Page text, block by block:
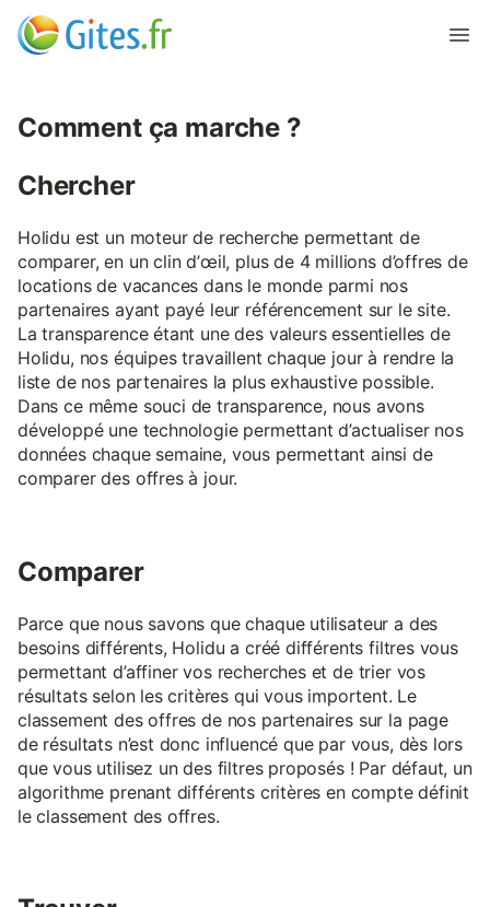
Comment ça marche ?
Chercher
Holidu est un moteur de recherche permettant de
comparer, en un clin d’œil, plus de 4 millions d’offres de
locations de vacances dans le monde parmi nos
partenaires ayant payé leur référencement sur le site.
La transparence étant une des valeurs essentielles de
Holidu, nos équipes travaillent chaque jour à rendre la
liste de nos partenaires la plus exhaustive possible.
Dans ce même souci de transparence, nous avons
développé une technologie permettant d’actualiser nos
données chaque semaine, vous permettant ainsi de
comparer des offres à jour.
Comparer
Parce que nous savons que chaque utilisateur a des
besoins différents, Holidu a créé différents filtres vous
permettant d’affiner vos recherches et de trier vos
résultats selon les critères qui vous importent. Le
classement des offres de nos partenaires sur la page
de résultats n’est donc influencé que par vous, dès lors
que vous utilisez un des filtres proposés ! Par défaut, un
algorithme prenant différents critères en compte définit
le classement des offres.